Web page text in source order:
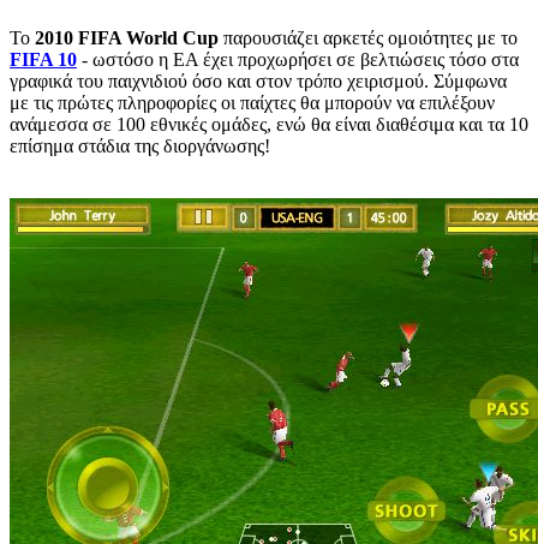
Το 2010 FIFA World Cup παρουσιάζει αρκετές ομοιότητες με το
FIFA 10 - ωστόσο η EA έχει προχωρήσει σε βελτιώσεις τόσο στα
γραφικά του παιχνιδιού όσο και στον τρόπο χειρισμού. Σύμφωνα
με τις πρώτες πληροφορίες οι παίχτες θα μπορούν να επιλέξουν
ανάμεσσα σε 100 εθνικές ομάδες, ενώ θα είναι διαθέσιμα και τα 10
επίσημα στάδια της διοργάνωσης!